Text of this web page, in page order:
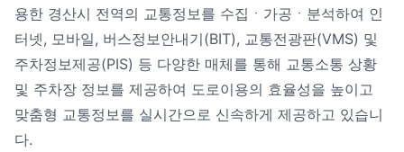
용한 경산시 전역의 교통정보를 수집ㆍ가공ㆍ분석하여 인
터넷, 모바일, 버스정보안내기(BIT), 교통전광판(VMS) 및
주차정보제공(PIS) 등 다양한 매체를 통해 교통소통 상황
및 주차장 정보를 제공하여 도로이용의 효율성을 높이고
맞춤형 교통정보를 실시간으로 신속하게 제공하고 있습니
다.